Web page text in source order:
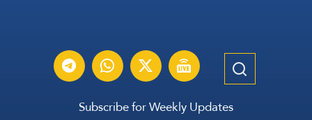
Subscribe for Weekly Updates